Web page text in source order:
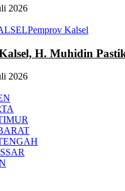
2026
Pemprov Kalsel
H. Muhidin
2026